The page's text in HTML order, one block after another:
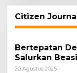
Citizen
Bertepatan
Salurkan
Pelajar
20 Agustus 2025